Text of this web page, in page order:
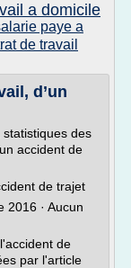
a domicile
paye a
de travail
d’un
des
accident de
de trajet
2016 · Aucun
de
par l'article